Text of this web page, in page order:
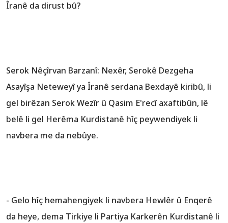
Îranê da dirust bû?
Serok Nêçîrvan Barzanî: Nexêr, Serokê Dezgeha
Asayîşa Neteweyî ya Îranê serdana Bexdayê kiribû, li
gel birêzan Serok Wezîr û Qasim E'recî axaftibûn, lê
belê li gel Herêma Kurdistanê hîç peywendiyek li
navbera me da nebûye.
- Gelo hîç hemahengiyek li navbera Hewlêr û Enqerê
da heye, dema Tirkiye li Partiya Karkerên Kurdistanê li